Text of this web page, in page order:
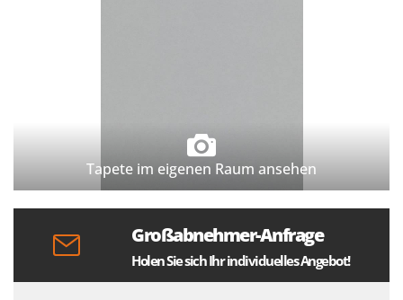
Tapete im eigenen Raum ansehen
Großabnehmer-Anfrage
Holen Sie sich Ihr individuelles Angebot!